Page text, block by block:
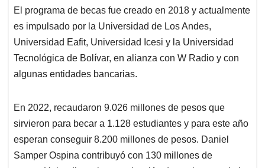
El programa de becas fue creado en 2018 y actualmente
es impulsado por la Universidad de Los Andes,
Universidad Eafit, Universidad Icesi y la Universidad
Tecnológica de Bolívar, en alianza con W Radio y con
algunas entidades bancarias.
En 2022, recaudaron 9.026 millones de pesos que
sirvieron para becar a 1.128 estudiantes y para este año
esperan conseguir 8.200 millones de pesos. Daniel
Samper Ospina contribuyó con 130 millones de